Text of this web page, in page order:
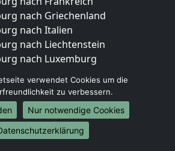
nach Griechenland
nach Italien
nach Liechtenstein
nach Luxemburg
nach Norwegen
nach Berlin
verwendet Cookies um die
zu verbessern.
Nur notwendige Cookies